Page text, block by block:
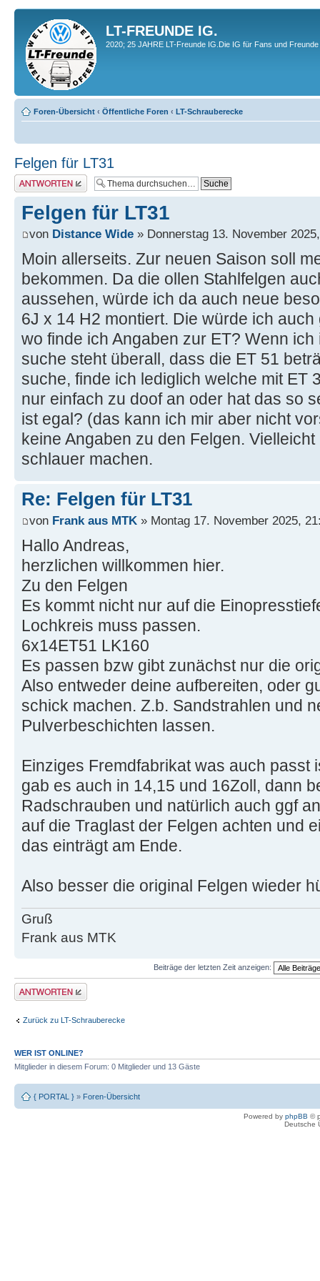
LT-FREUNDE IG.
2020; 25 JAHRE LT-Freunde IG.Die IG für Fans und
Foren-Übersicht ‹ Öffentliche Foren ‹ LT-Schrauberecke
Felgen für LT31
Antwort erstellen
Felgen für LT31
von Distance Wide » Donnerstag 13. November
Moin allerseits. Zur neuen Saison soll
bekommen. Da die ollen Stahlfelgen
aussehen, würde ich da auch neue
6J x 14 H2 montiert. Die würde ich
wo finde ich Angaben zur ET? Wenn
suche steht überall, dass die ET 51
suche, finde ich lediglich welche mit ET
nur einfach zu doof an oder hat das so
ist egal? (das kann ich mir aber nicht
keine Angaben zu den Felgen.
schlauer machen.
Re: Felgen für LT31
von Frank aus MTK » Montag 17. November 2025,
Hallo Andreas,
herzlichen willkommen hier.
Zu den Felgen
Es kommt nicht nur auf die
Lochkreis muss passen.
6x14ET51 LK160
Es passen bzw gibt zunächst nur die
Also entweder deine aufbereiten, oder
schick machen. Z.b. Sandstrahlen und
Pulverbeschichten lassen.
Einziges Fremdfabrikat was auch passt
gab es auch in 14,15 und 16Zoll, dann
Radschrauben und natürlich auch ggf
auf die Traglast der Felgen achten und
das einträgt am Ende.
Also besser die original Felgen wieder
Gruß
Frank aus MTK
Beiträge der letzten Zeit anzeigen:
Antwort erstellen
Zurück zu LT-Schrauberecke
WER IST ONLINE?
Mitglieder in diesem Forum: 0 Mitglieder und 13 Gäste
{ PORTAL } » Foren-Übersicht
Powered by phpBB ©
Deutsche